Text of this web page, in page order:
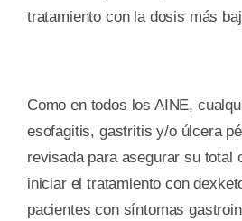
tratamiento con la dosis más
Como en todos los AINE,
esofagitis, gastritis y/o úlcera
revisada para asegurar su total
iniciar el tratamiento con
pacientes con síntomas